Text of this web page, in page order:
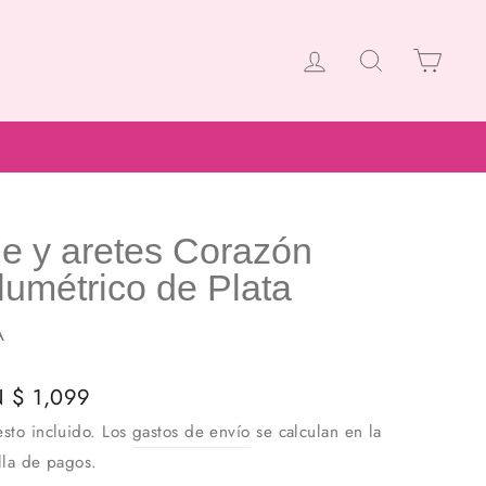
Ingresar Buscar
y aretes Corazón
de Plata
$ 1,099
incluido. Los gastos de envío se calculan en la
de pagos.